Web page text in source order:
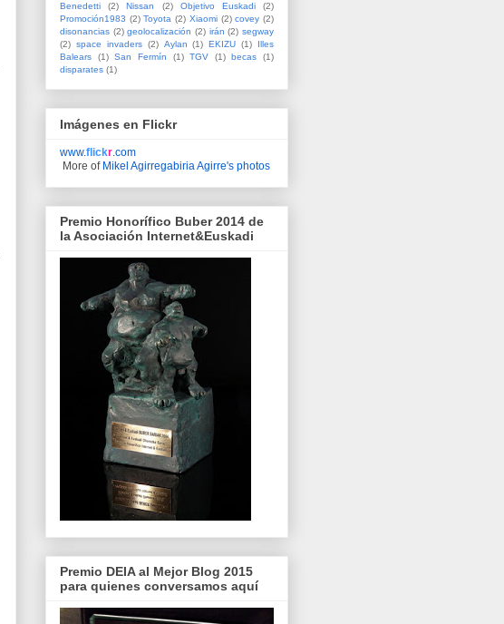
Benedetti
(2) Nissan (2) Objetivo Euskadi
(2)
Promoción1983 (2) Toyota (2) Xiaomi (2) covey (2)
disonancias (2) geolocalización (2) irán (2) segway
(2) space invaders (2) Aylan (1) EKIZU (1)
Illes
Balears
(1) San Fermín (1) TGV (1) becas
(1)
disparates (1)
Imágenes en Flickr
www.flickr .com
More of Mikel Agirregabiria Agirre's photos
Premio Honorífico Buber 2014 de
la Asociación Internet&Euskadi
Premio DEIA al Mejor Blog 2015
para quienes conversamos aquí